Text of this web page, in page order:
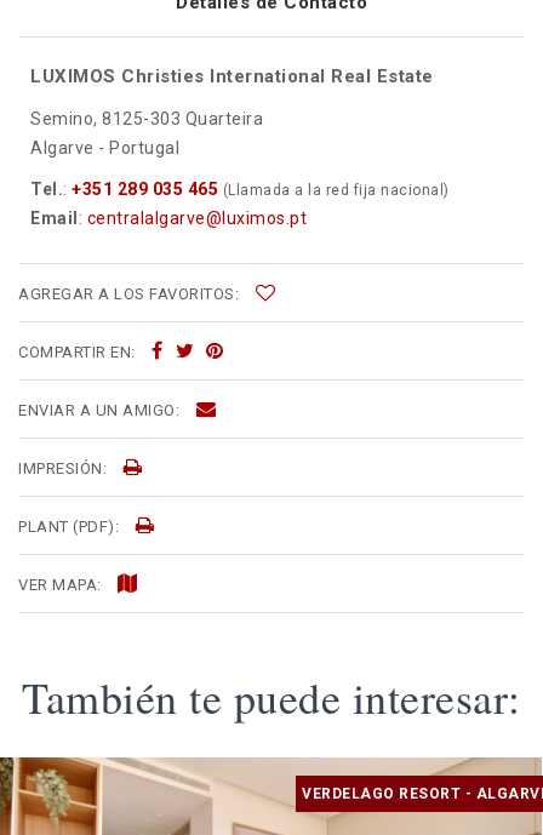
LUXIMOS Christies International Real Estate
Semino, 8125-303 Quarteira
Algarve - Portugal
Tel.: +351 289 035 465 (Llamada a la red fija nacional)
Email : centralalgarve@luximos.pt
AGREGAR A LOS FAVORITOS:
COMPARTIR EN:
ENVIAR A UN AMIGO:
IMPRESIÓN:
PLANT (PDF):
VER MAPA:
También te puede interesar:
VERDELAGO RESORT -